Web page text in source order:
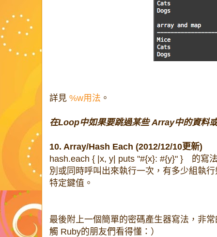
詳見 %w用法 。
在Loop中如果要跳過某些 Array中的資料
10. Array/Hash Each (2012/12/10更新)
hash.each { |x, y| puts "#{x}: #{y}" } 的寫
別或同時呼叫出來執行一次，有多少組執
特定鍵值。
最後附上一個簡單的密碼產生器寫法，非
觸 Ruby的朋友們看得懂：）